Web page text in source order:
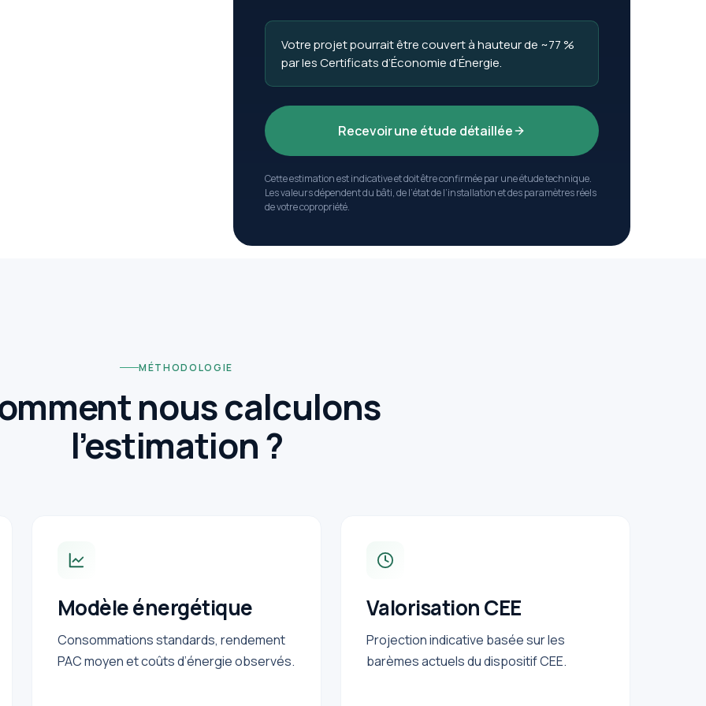
Votre projet pourrait être couvert à hauteur de ~77 %
par les Certificats d’Économie d’Énergie.
Recevoir une étude détaillée
Cette estimation est indicative et doit être confirmée par une étude technique.
Les valeurs dépendent du bâti, de l’état de l’installation et des paramètres réels
de votre copropriété.
MÉTHODOLOGIE
nous calculons
l’estimation ?
Modèle énergétique
Consommations standards, rendement
PAC moyen et coûts d’énergie observés.
Valorisation CEE
Projection indicative basée sur les
barèmes actuels du dispositif CEE.